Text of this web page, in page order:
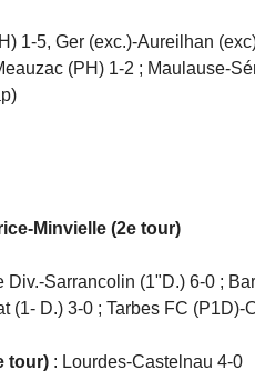
1-5, Ger (exc.)-Aureilhan
(PH) 1-2 ; Maulause-
Minvielle (2e tour)
Sarrancolin (1"D.) 6-0 ;
(1- D.) 3-0 ; Tarbes FC (P1D)-
tour) : Lourdes-Castelnau 4-0